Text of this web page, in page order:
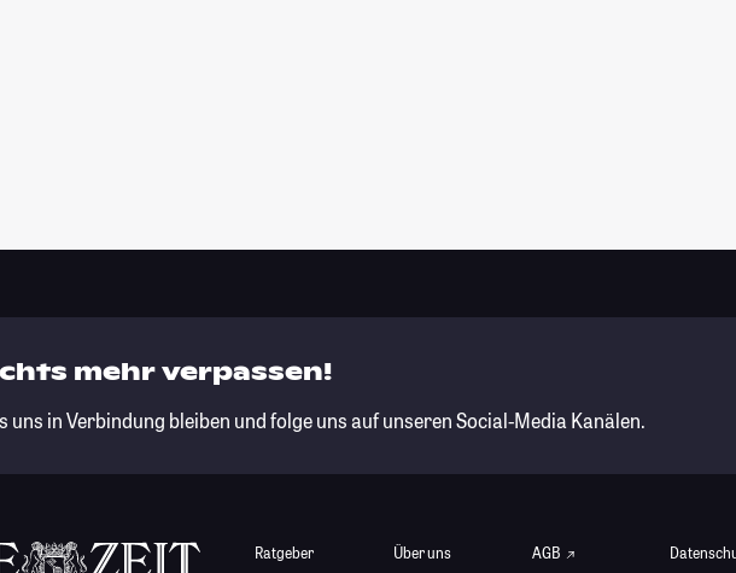
mehr verpassen!
uns in Verbindung bleiben und folge uns auf unseren Social-Media Kanälen.
Ratgeber Über uns AGB